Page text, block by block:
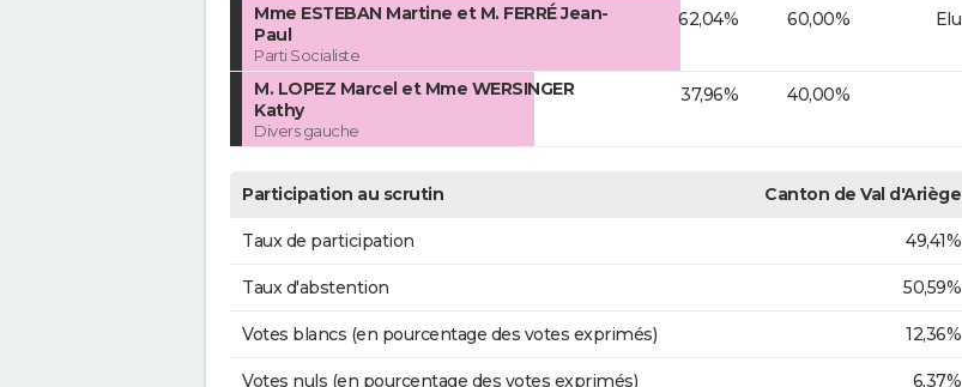
Mme ESTEBAN Martine et M. FERRÉ Jean-
Paul
Parti Socialiste
62,04% 60,00% Elu
M. LOPEZ Marcel et Mme WERSINGER
Kathy
Divers gauche
37,96% 40,00%
Participation au scrutin Canton de Val d'Ariège
Taux de participation 49,41%
Taux d'abstention 50,59%
Votes blancs (en pourcentage des votes exprimés) 12,36%
Votes nuls (en pourcentage des votes exprimés) 6,37%